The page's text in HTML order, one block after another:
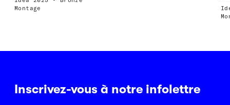
Montage
Inscrivez-vous à notre infolettre